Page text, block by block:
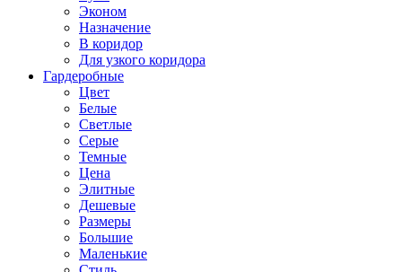
Эконом
Назначение
В коридор
Для узкого коридора
Гардеробные
Цвет
Белые
Светлые
Серые
Темные
Цена
Элитные
Дешевые
Размеры
Большие
Маленькие